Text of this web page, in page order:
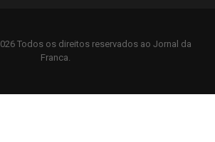
Todos os direitos reservados ao Jornal da
Franca.